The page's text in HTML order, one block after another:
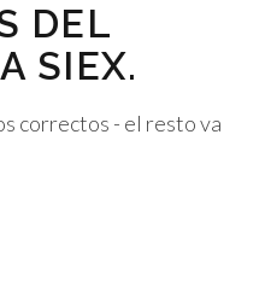
DEL
SIEX.
correctos - el resto va